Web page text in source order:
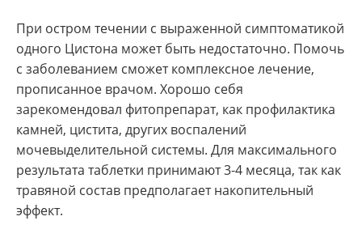
При остром течении с выраженной симптоматикой
одного Цистона может быть недостаточно. Помочь
с заболеванием сможет комплексное лечение,
прописанное врачом. Хорошо себя
зарекомендовал фитопрепарат, как профилактика
камней, цистита, других воспалений
мочевыделительной системы. Для максимального
результата таблетки принимают 3-4 месяца, так как
травяной состав предполагает накопительный
эффект.